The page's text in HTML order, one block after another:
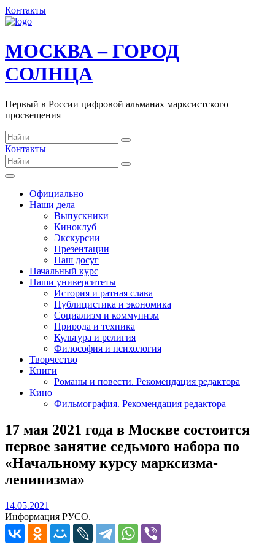
Контакты
МОСКВА – ГОРОД
СОЛНЦА
Первый в России цифровой альманах марксистского
просвещения
Контакты
Официально
Наши дела
Выпускники
Киноклуб
Экскурсии
Презентации
Наш досуг
Начальный курс
Наши университеты
История и ратная слава
Публицистика и экономика
Социализм и коммунизм
Природа и техника
Культура и религия
Философия и психология
Творчество
Книги
Романы и повести. Рекомендация редактора
Кино
Фильмография. Рекомендация редактора
17 мая 2021 года в Москве состоится
первое занятие седьмого набора по
«Начальному курсу марксизма-
ленинизма»
14.05.2021
Информация РУСО.